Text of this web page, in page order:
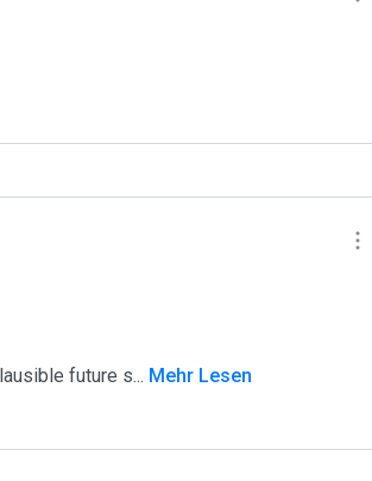
future s... Mehr Lesen